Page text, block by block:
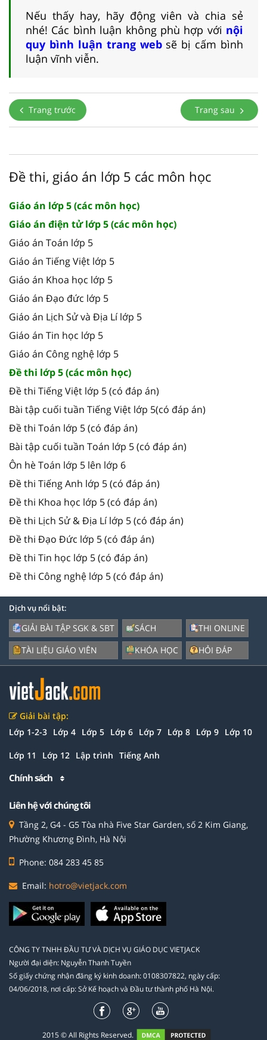
Nếu thấy hay, hãy động viên và chia sẻ
nhé! Các bình luận không phù hợp với nội
quy bình luận trang websẽ bị cấm bình
luận vĩnh viễn.
Trang trước Trang sau
Đề thi, giáo án lớp 5 các môn học
Giáo án lớp 5 (các môn học)
Giáo án điện tử lớp 5 (các môn học)
Giáo án Toán lớp 5
Giáo án Tiếng Việt lớp 5
Giáo án Khoa học lớp 5
Giáo án Đạo đức lớp 5
Giáo án Lịch Sử và Địa Lí lớp 5
Giáo án Tin học lớp 5
Giáo án Công nghệ lớp 5
Đề thi lớp 5 (các môn học)
Đề thi Tiếng Việt lớp 5 (có đáp án)
Bài tập cuối tuần Tiếng Việt lớp 5(có đáp án)
Đề thi Toán lớp 5 (có đáp án)
Bài tập cuối tuần Toán lớp 5 (có đáp án)
Ôn hè Toán lớp 5 lên lớp 6
Đề thi Tiếng Anh lớp 5 (có đáp án)
Đề thi Khoa học lớp 5 (có đáp án)
Đề thi Lịch Sử & Địa Lí lớp 5 (có đáp án)
Đề thi Đạo Đức lớp 5 (có đáp án)
Đề thi Tin học lớp 5 (có đáp án)
Đề thi Công nghệ lớp 5 (có đáp án)
Dịch vụ nổi bật:
GIẢI BÀI TẬP SGK & SBT
TÀI LIỆU GIÁO VIÊN
SÁCH
KHÓA HỌC
THI ONLINE
HỎI ĐÁP
Giải bài tập:
Lớp 1-2-3 Lớp 4 Lớp 5 Lớp 6 Lớp 7 Lớp 8 Lớp 9 Lớp 10
Lớp 11 Lớp 12 Lập trình Tiếng Anh
Chính sách
Liên hệ với chúng tôi
Tầng 2, G4 - G5 Tòa nhà Five Star Garden, số 2 Kim Giang,
Phường Khương Đình, Hà Nội
Phone: 084 283 45 85
Email: hotro@vietjack.com
CÔNG TY TNHH ĐẦU TƯ VÀ DỊCH VỤ GIÁO DỤC VIETJACK
Người đại diện: Nguyễn Thanh Tuyền
Số giấy chứng nhận đăng ký kinh doanh: 0108307822, ngày cấp:
04/06/2018, nơi cấp: Sở Kế hoạch và Đầu tư thành phố Hà Nội.
2015 © All Rights Reserved.